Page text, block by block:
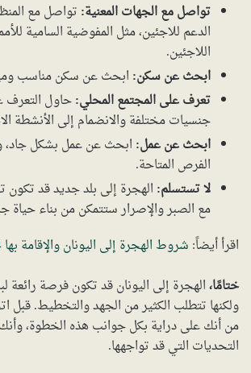
تواصل مع الجهات المعنية: تواصل مع
الدعم للاجئين، مثل المفوضية السامية
اللاجئين.
ابحث عن سكن: ابحث عن سكن مناسب
تعرف على المجتمع المحلي:حاول
جنسيات مختلفة والانضمام إلى الأنشطة
ابحث عن عمل: ابحث عن عمل بشكل جاد،
الفرص المتاحة.
لا تستسلم: الهجرة إلى بلد جديد قد تكون
مع الصبر والإصرار ستتمكن من بناء حياة
اقرأ أيضاً: شروط الهجرة إلى اليونان والإقامة بها 2024
ختامًا،الهجرة إلى اليونان قد تكون فرصة رائعة
ولكنها تتطلب الكثير من الجهد والتخطيط. قبل
من أنك على دراية بكل جوانب هذه الخطوة،
التحديات التي قد تواجهها.